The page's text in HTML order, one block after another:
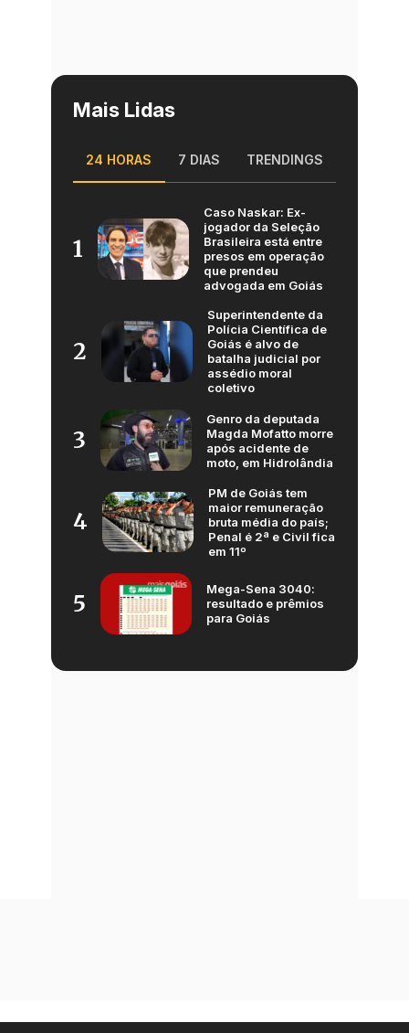
Mais Lidas
24 HORAS 7 DIAS TRENDINGS
1
Caso Naskar: Ex-
jogador da Seleção
Brasileira está entre
presos em operação
que prendeu
advogada em Goiás
2
Superintendente da
Polícia Científica de
Goiás é alvo de
batalha judicial por
assédio moral
coletivo
3
Genro da deputada
Magda Mofatto morre
após acidente de
moto, em Hidrolândia
4
PM de Goiás tem
maior remuneração
bruta média do país;
Penal é 2ª e Civil fica
em 11º
5
Mega-Sena 3040:
resultado e prêmios
para Goiás